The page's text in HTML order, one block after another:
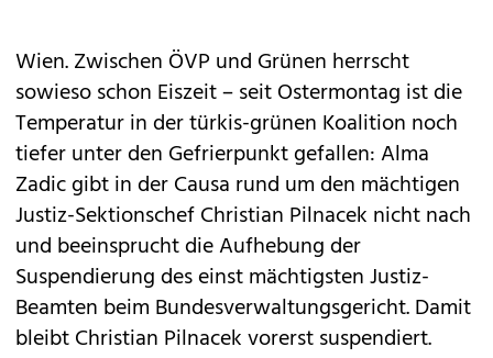
Wien. Zwischen ÖVP und Grünen herrscht
sowieso schon Eiszeit – seit Ostermontag ist die
Temperatur in der türkis-grünen Koalition noch
tiefer unter den Gefrierpunkt gefallen: Alma
Zadic gibt in der Causa rund um den mächtigen
Justiz-Sektionschef Christian Pilnacek nicht nach
und beeinsprucht die Aufhebung der
Suspendierung des einst mächtigsten Justiz-
Beamten beim Bundesverwaltungsgericht. Damit
bleibt Christian Pilnacek vorerst suspendiert.